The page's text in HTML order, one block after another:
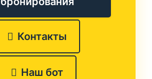
Контакты
Наш бот